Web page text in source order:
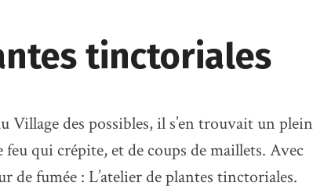
tinctoriales
Village des possibles, il s’en trouvait un plein
feu qui crépite, et de coups de maillets. Avec
de fumée : L’atelier de plantes tinctoriales.